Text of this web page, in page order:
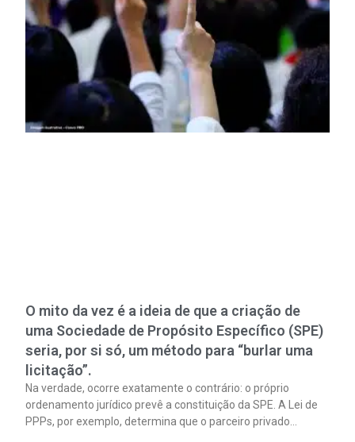
O mito da vez é a ideia de que a criação de
uma Sociedade de Propósito Específico (SPE)
seria, por si só, um método para “burlar uma
licitação”.
Na verdade, ocorre exatamente o contrário: o próprio
ordenamento jurídico prevê a constituição da SPE. A Lei de
PPPs, por exemplo, determina que o parceiro privado